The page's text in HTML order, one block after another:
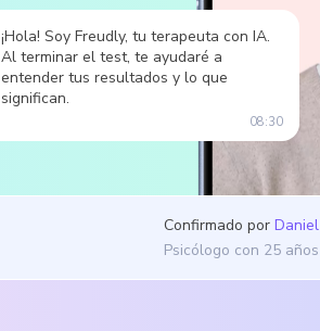
¡Hola! Soy Freudly, tu terapeuta con IA.
Al terminar el test, te ayudaré a
entender tus resultados y lo que
significan.
08:30
Confirmado por
Psicólogo con 25